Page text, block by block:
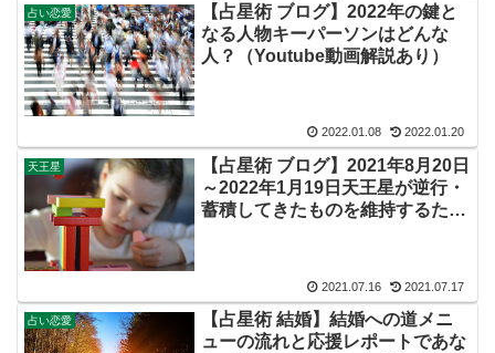
占い恋愛
【占星術 ブログ】2022年の鍵と
なる人物キーパーソンはどんな
人？（Youtube動画解説あり）
2022.01.08 2022.01.20
天王星
【占星術 ブログ】2021年8月20日
～2022年1月19日天王星が逆行・
蓄積してきたものを維持するため
2021.07.16 2021.07.17
占い恋愛
【占星術 結婚】結婚への道メニ
ューの流れと応援レポートであな